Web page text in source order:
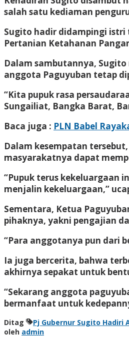
salah satu kediaman
Sugito hadir didampingi istri
Pertanian Ketahanan
Dalam sambutannya,
anggota Paguyuban tetap
“Kita pupuk rasa
Sungailiat, Bangka Barat,
Baca juga : PLN Babel
Dalam kesempatan
masyarakatnya dapat
“Pupuk terus kekeluargaan
menjalin kekeluargaan,”
Sementara, Ketua
pihaknya, yakni pengajian
“Para anggotanya pun dari
Ia juga bercerita, bahwa
akhirnya sepakat untuk
“Sekarang anggota
bermanfaat untuk
Ditag
Pj Gubernur Sugito Hadiri
oleh admin